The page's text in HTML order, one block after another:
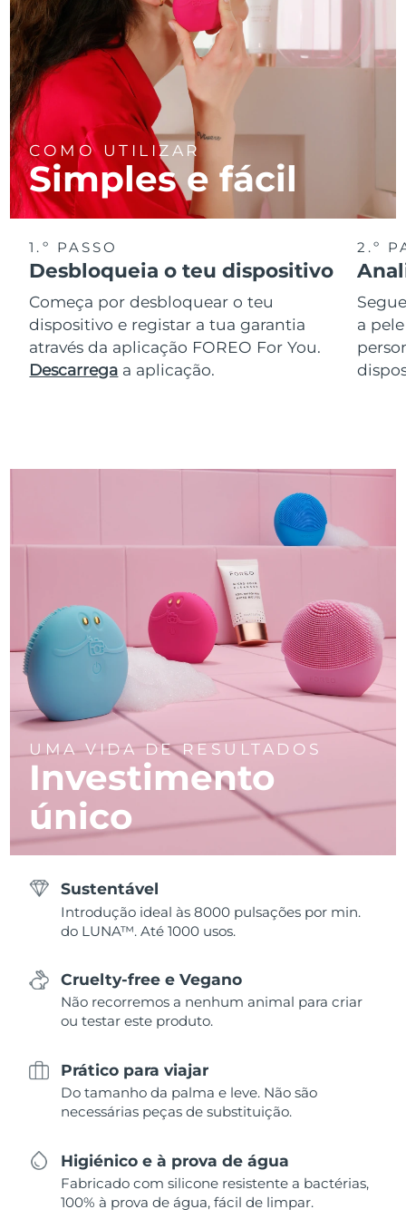
COMO UTILIZAR
Simples e fácil
1.º PASSO
Desbloqueia o teu dispositivo
Começa por desbloquear o teu
dispositivo e registar a tua garantia
através da aplicação FOREO For You.
Descarrega a aplicação.
2.º
a
UMA VIDA DE RESULTADOS
Investimento
único
Sustentável
Introdução ideal às 8000 pulsações por min.
do LUNA™. Até 1000 usos.
Cruelty-free e Vegano
Não recorremos a nenhum animal para criar
ou testar este produto.
Prático para viajar
Do tamanho da palma e leve. Não são
necessárias peças de substituição.
Higiénico e à prova de água
Fabricado com silicone resistente a bactérias,
100% à prova de água, fácil de limpar.